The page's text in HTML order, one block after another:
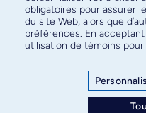
obligatoires pour assurer
du site Web, alors que
préférences. En
utilisation de témoins